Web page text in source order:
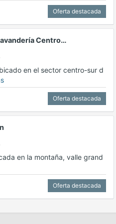
Oferta destacada
Centro…
en el sector centro-sur d
Oferta destacada
en la montaña, valle grand
Oferta destacada